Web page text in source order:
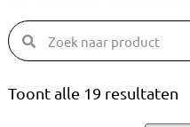
Toont alle 19 resultaten